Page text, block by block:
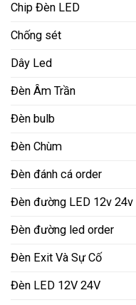
Chip Đèn LED
Chống sét
Dây Led
Đèn Âm Trần
Đèn bulb
Đèn Chùm
Đèn đánh cá order
Đèn đường LED 12v 24v
Đèn đường led order
Đèn Exit Và Sự Cố
Đèn LED 12V 24V